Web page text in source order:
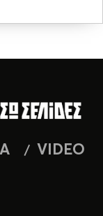
VIDEO